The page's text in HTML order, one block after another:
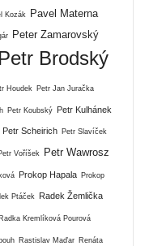
Kozák Pavel Materna
Peter Zamarovský
Petr Brodský
Houdek Petr Jan Juračka
Petr Koubský Petr Kulhánek
Petr Scheirich Petr Slavíček
Voříšek
Petr Wawrosz
Prokop Hapala Prokop
Ptáček Radek Žemlička
Radka Kremlíková Pourová
Rastislav Maďar Renáta